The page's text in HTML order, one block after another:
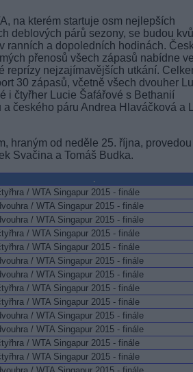
na kterém startuje osm nejlepších
deblových párů sezony, se budou
ranních a dopoledních hodinách.
přenosů všech zápasů nabídne
reprízy nejzajímavějších utkání.
30 zápasů, včetně všech dvouher
i čtyřher Lucie Šafářové s Bethanií
a českého páru Andrea Hlaváčková a
hraným od neděle 25. října, provedou
Svačina a Tomáš Budka.
.
/ WTA Singapur 2015 - finále
/ WTA Singapur 2015 - finále
/ WTA Singapur 2015 - finále
/ WTA Singapur 2015 - finále
/ WTA Singapur 2015 - finále
/ WTA Singapur 2015 - finále
/ WTA Singapur 2015 - finále
/ WTA Singapur 2015 - finále
/ WTA Singapur 2015 - finále
/ WTA Singapur 2015 - finále
/ WTA Singapur 2015 - finále
/ WTA Singapur 2015 - finále
/ WTA Singapur 2015 - finále